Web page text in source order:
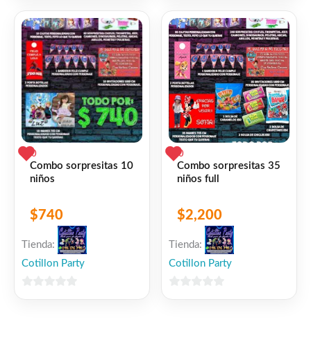
5
0
Combo sorpresitas 10
niños
$740
Tienda:
Cotillon Party
0
Combo sorpresitas 35
niños full
$2,200
Tienda:
Cotillon Party